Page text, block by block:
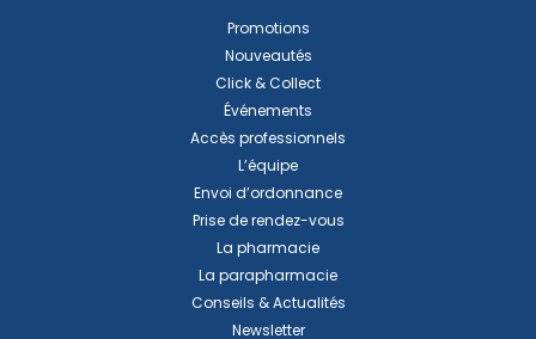
Promotions
Nouveautés
Click & Collect
Événements
Accès professionnels
L’équipe
Envoi d’ordonnance
Prise de rendez-vous
La pharmacie
La parapharmacie
Conseils & Actualités
Newsletter